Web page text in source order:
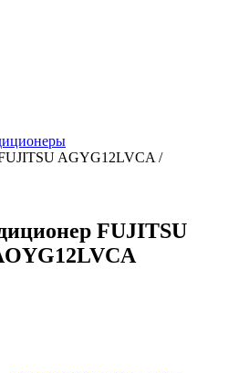
AGYG12LVCA /
FUJITSU